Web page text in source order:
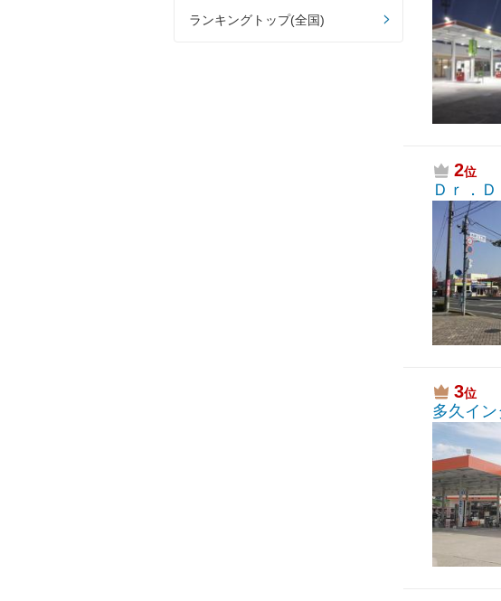
2位
Ｄｒ．
3位
多久イ
クリスタルキーパー
伊万里市
ランキングトップ(全国)